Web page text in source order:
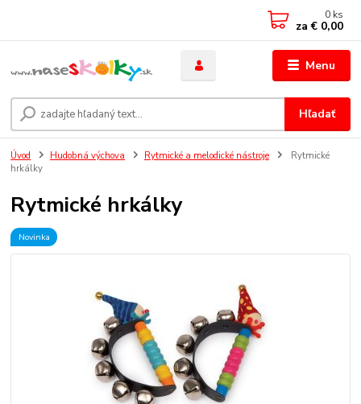
Menu
Hľadať
0 ks
za € 0,00
Úvod Hudobná výchova Rytmické a melodické nástroje
Rytmické
hrkálky
Rytmické hrkálky
Novinka